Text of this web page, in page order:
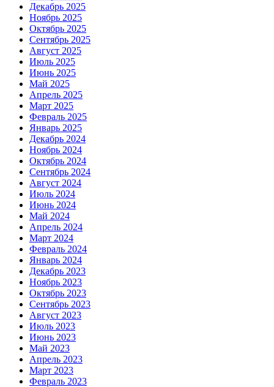
Декабрь 2025
Ноябрь 2025
Октябрь 2025
Сентябрь 2025
Август 2025
Июль 2025
Июнь 2025
Май 2025
Апрель 2025
Март 2025
Февраль 2025
Январь 2025
Декабрь 2024
Ноябрь 2024
Октябрь 2024
Сентябрь 2024
Август 2024
Июль 2024
Июнь 2024
Май 2024
Апрель 2024
Март 2024
Февраль 2024
Январь 2024
Декабрь 2023
Ноябрь 2023
Октябрь 2023
Сентябрь 2023
Август 2023
Июль 2023
Июнь 2023
Май 2023
Апрель 2023
Март 2023
Февраль 2023